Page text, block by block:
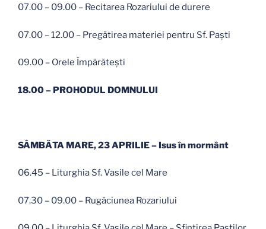
07.00 – 09.00 – Recitarea Rozariului de durere
07.00 – 12.00 – Pregătirea materiei pentru Sf. Paşti
09.00 – Orele Împărăteşti
18.00 – PROHODUL DOMNULUI
SÂMBĂTA MARE, 23 APRILIE – Isus în mormânt
06.45 – Liturghia Sf. Vasile cel Mare
07.30 – 09.00 – Rugăciunea Rozariului